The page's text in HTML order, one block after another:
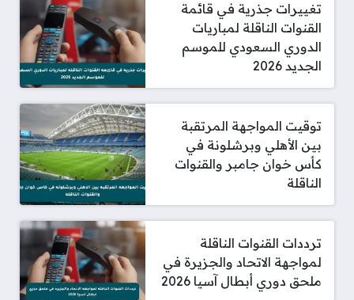
تغييرات جذرية في قائمة
القنوات الناقلة لمباريات
الدوري السعودي للموسم
الجديد 2026
توقيت المواجهة المرتقبة
بين الأهلي وبرشلونة في
كأس خوان جامبر والقنوات
الناقلة
ترددات القنوات الناقلة
لمواجهة الاتحاد والجزيرة في
ملحق دوري أبطال آسيا 2026